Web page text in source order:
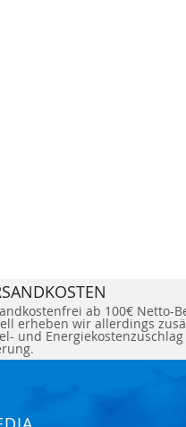
ab 100€ Netto-
erheben wir allerdings
und Energiekostenzuschlag